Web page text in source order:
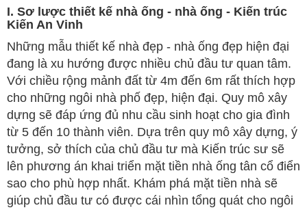
I. Sơ lược thiết kế nhà ống - nhà ống - Kiến trúc
Kiến An Vinh
Những mẫu thiết kế nhà đẹp - nhà ống đẹp hiện đại
đang là xu hướng được nhiều chủ đầu tư quan tâm.
Với chiều rộng mảnh đất từ 4m đến 6m rất thích hợp
cho những ngôi nhà phố đẹp, hiện đại. Quy mô xây
dựng sẽ đáp ứng đủ nhu cầu sinh hoạt cho gia đình
từ 5 đến 10 thành viên. Dựa trên quy mô xây dựng, ý
tưởng, sở thích của chủ đầu tư mà Kiến trúc sư sẽ
lên phương án khai triển mặt tiền nhà ống tân cổ điển
sao cho phù hợp nhất. Khám phá mặt tiền nhà sẽ
giúp chủ đầu tư có được cái nhìn tổng quát cho ngôi